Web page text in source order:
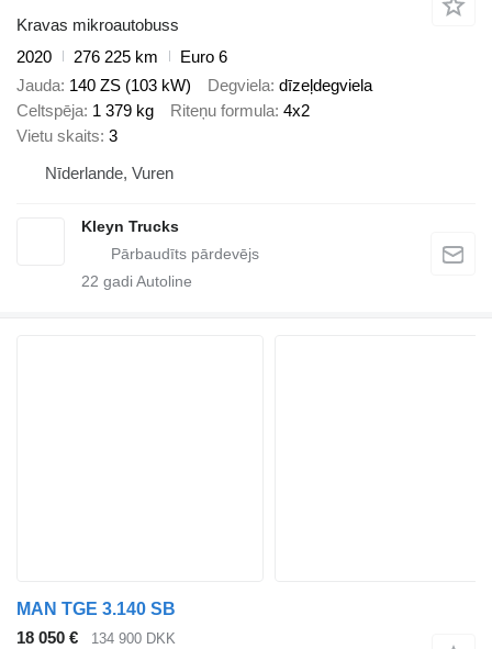
Kravas mikroautobuss
2020
276 225 km
Euro 6
Jauda 140 ZS (103 kW) Degviela dīzeļdegviela
Celtspēja 1 379 kg Riteņu formula 4x2
Vietu skaits 3
Nīderlande, Vuren
Kleyn Trucks
22 gadi Autoline
MAN TGE 3.140 SB
18 050 €
134 900 DKK